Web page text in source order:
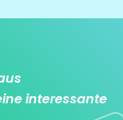
interessante